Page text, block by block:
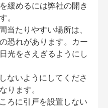
緩めるには弊社の開き
。
たりやすい場所は、
恐れがあります。カー
光をさえぎるようにし
ないようにしてくださ
ります。
ろに引戸を設置しない